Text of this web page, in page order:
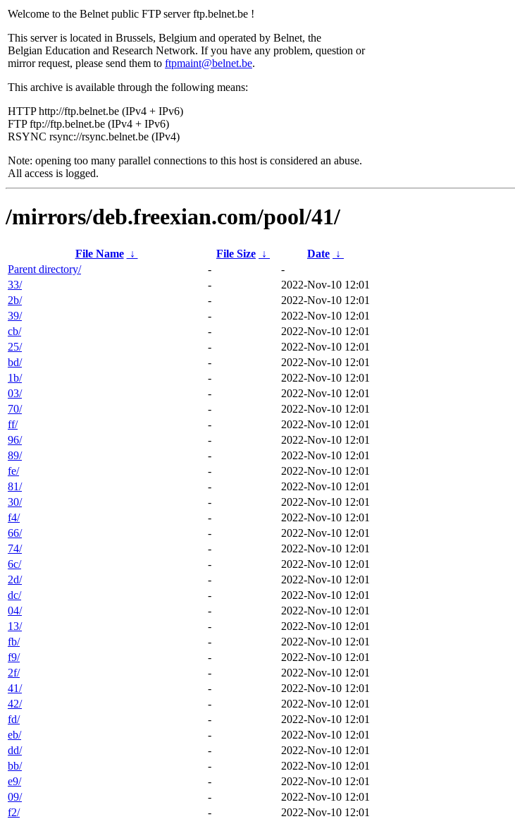
Welcome to the Belnet public FTP server ftp.belnet.be !
This server is located in Brussels, Belgium and operated by Belnet, the
Belgian Education and Research Network. If you have any problem, question or
mirror request, please send them to ftpmaint@belnet.be.
This archive is available through the following means:
HTTP http://ftp.belnet.be (IPv4 + IPv6)
FTP ftp://ftp.belnet.be (IPv4 + IPv6)
RSYNC rsync://rsync.belnet.be (IPv4)
Note: opening too many parallel connections to this host is considered an abuse.
All access is logged.
/mirrors/deb.freexian.com/pool/41/
File Name ↓ File Size ↓ Date ↓
Parent directory/
-
-
33/
-
2022-Nov-10 12:01
2b/
-
2022-Nov-10 12:01
39/
-
2022-Nov-10 12:01
cb/
-
2022-Nov-10 12:01
25/
-
2022-Nov-10 12:01
bd/
-
2022-Nov-10 12:01
1b/
-
2022-Nov-10 12:01
03/
-
2022-Nov-10 12:01
70/
-
2022-Nov-10 12:01
ff/
-
2022-Nov-10 12:01
96/
-
2022-Nov-10 12:01
89/
-
2022-Nov-10 12:01
fe/
-
2022-Nov-10 12:01
81/
-
2022-Nov-10 12:01
30/
-
2022-Nov-10 12:01
f4/
-
2022-Nov-10 12:01
66/
-
2022-Nov-10 12:01
74/
-
2022-Nov-10 12:01
6c/
-
2022-Nov-10 12:01
2d/
-
2022-Nov-10 12:01
dc/
-
2022-Nov-10 12:01
04/
-
2022-Nov-10 12:01
13/
-
2022-Nov-10 12:01
fb/
-
2022-Nov-10 12:01
f9/
-
2022-Nov-10 12:01
2f/
-
2022-Nov-10 12:01
41/
-
2022-Nov-10 12:01
42/
-
2022-Nov-10 12:01
fd/
-
2022-Nov-10 12:01
eb/
-
2022-Nov-10 12:01
dd/
-
2022-Nov-10 12:01
bb/
-
2022-Nov-10 12:01
e9/
-
2022-Nov-10 12:01
09/
-
2022-Nov-10 12:01
f2/
-
2022-Nov-10 12:01